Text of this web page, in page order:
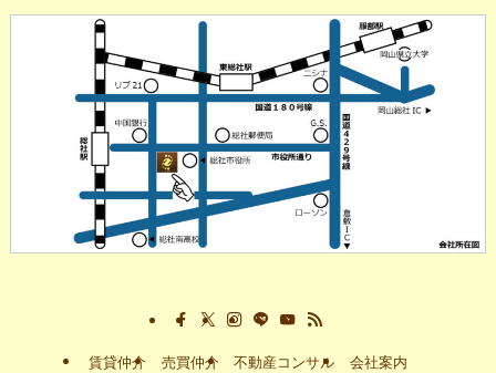
賃貸仲介 売買仲介 不動産コンサル 会社案内